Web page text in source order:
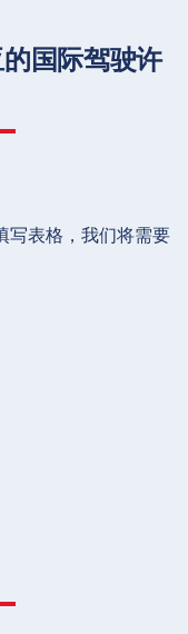
国际驾驶许
写表格，我们将需要